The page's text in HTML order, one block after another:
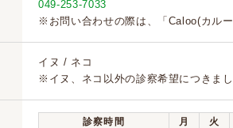
049-253-7033
※お問い合わせの際は、「Caloo(カル
イヌ / ネコ
※イヌ、ネコ以外の診察希望につきまし
診察時間 月 火